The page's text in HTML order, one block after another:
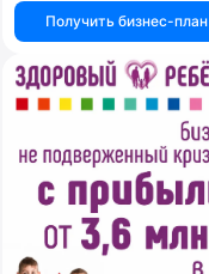
Получить бизнес-план